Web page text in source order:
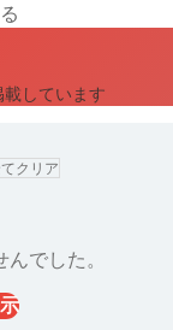
しています
クリア
でした。